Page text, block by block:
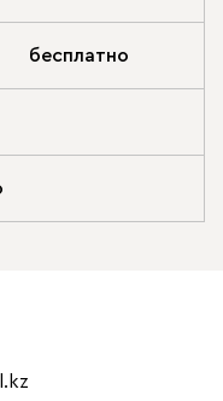
бесплатно